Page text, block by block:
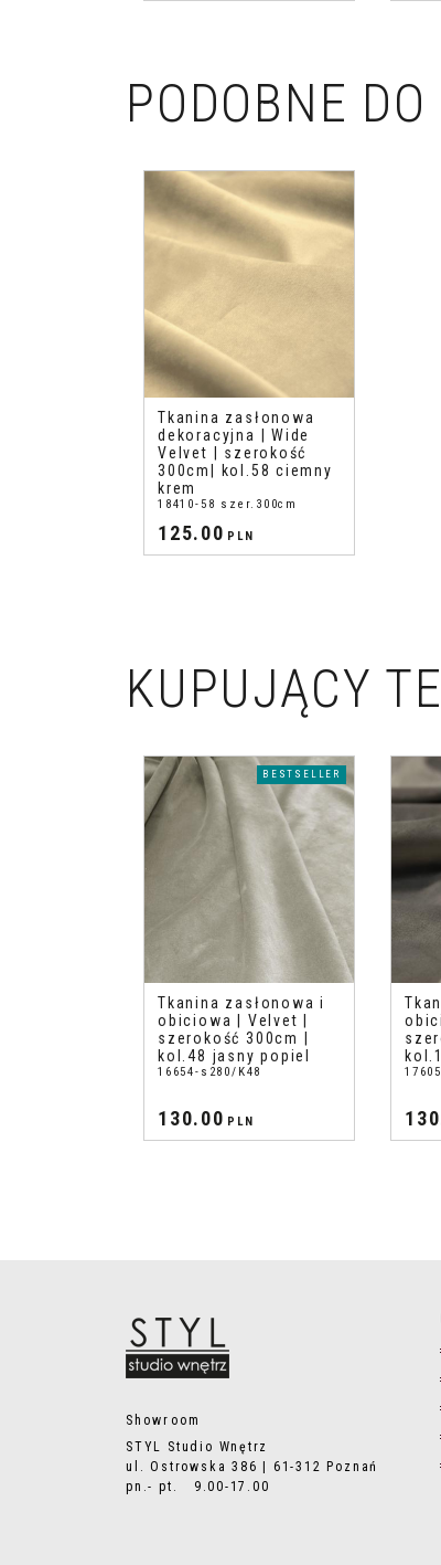
PODOBNE DO
Tkanina zasłonowa
dekoracyjna | Wide
Velvet | szerokość
300cm| kol.58 ciemny
krem
18410-58 szer.300cm
125.00 PLN
KUPUJĄCY
BESTSELLER
Tkanina zasłonowa i
obiciowa | Velvet |
szerokość 300cm |
kol.48 jasny popiel
16654-s280/K48
130.00 PLN
Showroom
STYL Studio Wnętrz
ul. Ostrowska 386 | 61-312 Poznań
pn.- pt. 9.00-17.00